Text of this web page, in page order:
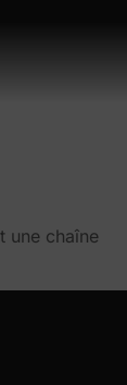
une chaîne